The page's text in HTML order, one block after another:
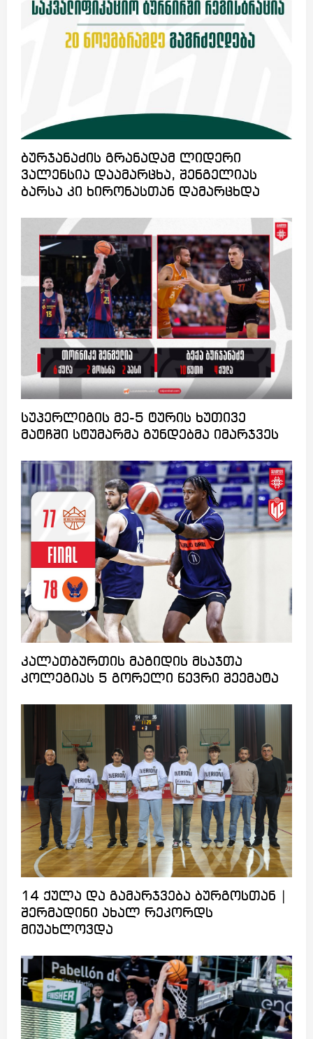
ბურჯანაძის გრანადამ ლიდერი
ვალენსია დაამარცხა, შენგელიას
ბარსა კი ხირონასთან დამარცხდა
სუპერლიგის მე-5 ტურის ხუთივე
მატჩში სტუმარმა გუნდებმა იმარჯვეს
კალათბურთის მაგიდის მსაჯთა
კოლეგიას 5 გორელი წევრი შეემატა
14 ქულა და გამარჯვება ბურგოსთან |
შერმადინი ახალ რეკორდს
მიუახლოვდა